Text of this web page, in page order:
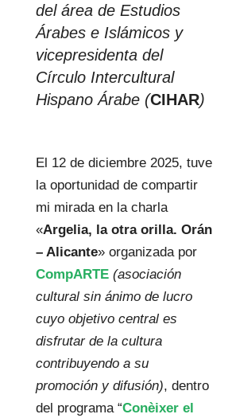
del área de Estudios
Árabes e Islámicos y
vicepresidenta del
Círculo Intercultural
Hispano Árabe (CIHAR)
El 12 de diciembre 2025, tuve
la oportunidad de compartir
mi mirada en la charla
«Argelia, la otra orilla. Orán
– Alicante» organizada por
CompARTE (asociación
cultural sin ánimo de lucro
cuyo objetivo central es
disfrutar de la cultura
contribuyendo a su
promoción y difusión), dentro
del programa “Conèixer el